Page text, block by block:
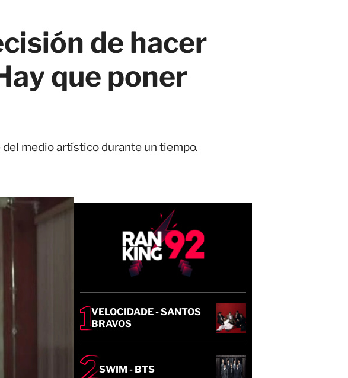
de hacer
que poner
medio artístico durante un tiempo.
VELOCIDADE - SANTOS
BRAVOS
SWIM - BTS